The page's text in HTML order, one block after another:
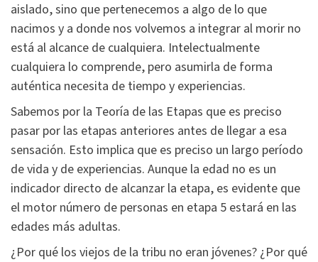
aislado, sino que pertenecemos a algo de lo que
nacimos y a donde nos volvemos a integrar al morir no
está al alcance de cualquiera. Intelectualmente
cualquiera lo comprende, pero asumirla de forma
auténtica necesita de tiempo y experiencias.
Sabemos por la Teoría de las Etapas que es preciso
pasar por las etapas anteriores antes de llegar a esa
sensación. Esto implica que es preciso un largo período
de vida y de experiencias. Aunque la edad no es un
indicador directo de alcanzar la etapa, es evidente que
el motor número de personas en etapa 5 estará en las
edades más adultas.
¿Por qué los viejos de la tribu no eran jóvenes? ¿Por qué